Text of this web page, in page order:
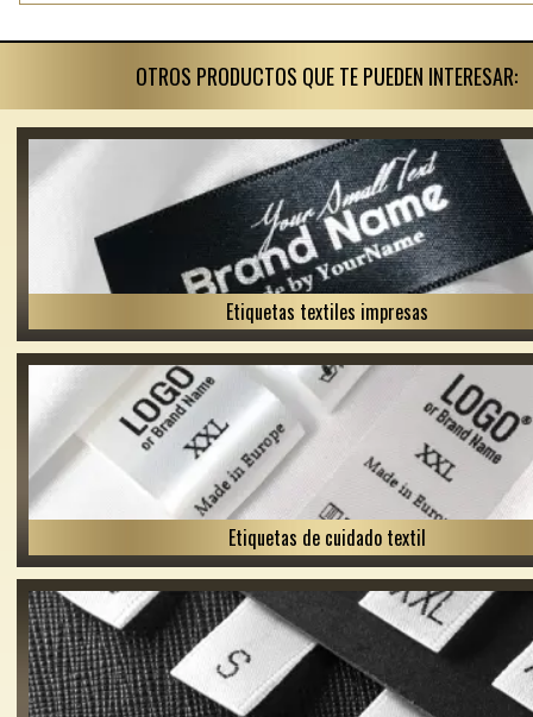
OTROS PRODUCTOS QUE TE PUEDEN INTERESAR:
Etiquetas textiles impresas
Etiquetas de cuidado textil